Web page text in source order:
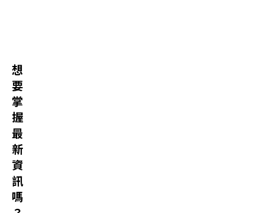
想
要
掌
握
最
新
資
訊
嗎